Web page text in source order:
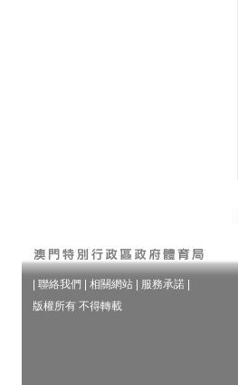
聯絡我們 相關網站 服務承諾
版權所有 不得轉載